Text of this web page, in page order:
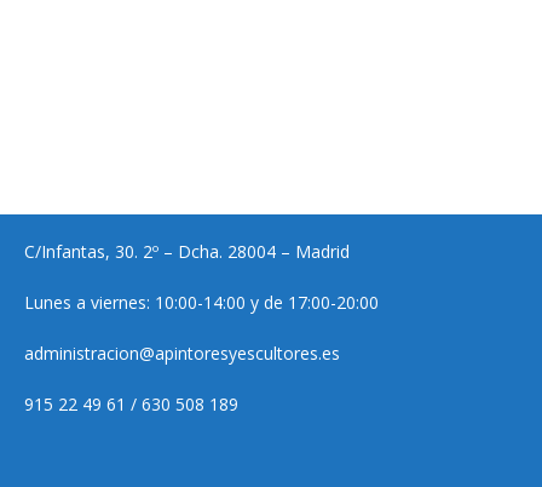
C/Infantas, 30. 2º – Dcha. 28004 – Madrid
Lunes a viernes: 10:00-14:00 y de 17:00-20:00
administracion@apintoresyescultores.es
915 22 49 61 / 630 508 189